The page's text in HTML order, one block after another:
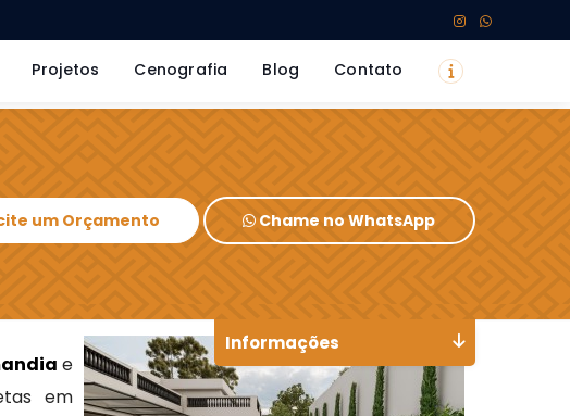
Projetos Cenografia Blog Contato
um Orçamento Chame no WhatsApp
e
em
Informações